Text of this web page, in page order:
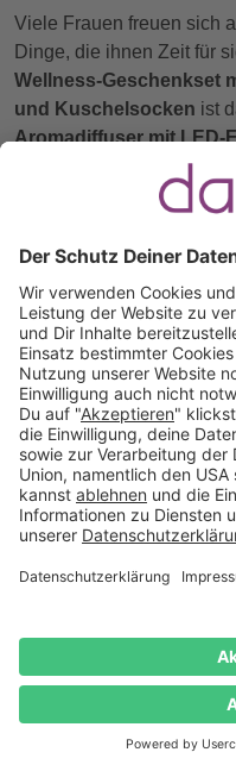
Viele Frauen freuen sich
Dinge, die ihnen Zeit für
Wellness-Geschenkset
und Kuschelsocken ist
Aromadiffuser mit LED-
Set mit Wohlfühldüften
Wohlfühlmoment im
oderTassen mit Gravur
kuscheligen
sind perfekteWellness
danato findest Du alles,
Jahreszeit erwärmt –
verpackt.
Lustige und
Frauen mit Humor
Du möchtest
auch mit einem
verrückten Socken-Set
Geldgeschenkbox, bei
das Geschenk erscheint?
wie das beliebte